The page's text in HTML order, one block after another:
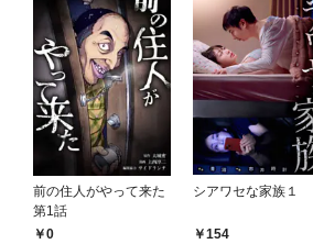
前の住人がやって来た
第1話
0
シアワセな家族１
154